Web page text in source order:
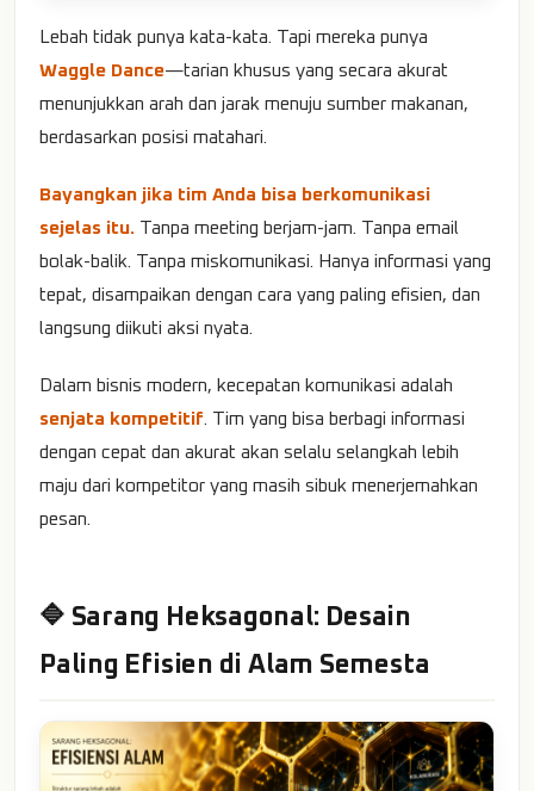
Lebah tidak punya kata-kata. Tapi mereka punya
Waggle Dance—tarian khusus yang secara akurat
menunjukkan arah dan jarak menuju sumber makanan,
berdasarkan posisi matahari.
Bayangkan jika tim Anda bisa berkomunikasi
sejelas itu. Tanpa meeting berjam-jam. Tanpa email
bolak-balik. Tanpa miskomunikasi. Hanya informasi yang
tepat, disampaikan dengan cara yang paling efisien, dan
langsung diikuti aksi nyata.
Dalam bisnis modern, kecepatan komunikasi adalah
senjata kompetitif . Tim yang bisa berbagi informasi
dengan cepat dan akurat akan selalu selangkah lebih
maju dari kompetitor yang masih sibuk menerjemahkan
pesan.
🔷 Sarang Heksagonal: Desain
Paling Efisien di Alam Semesta